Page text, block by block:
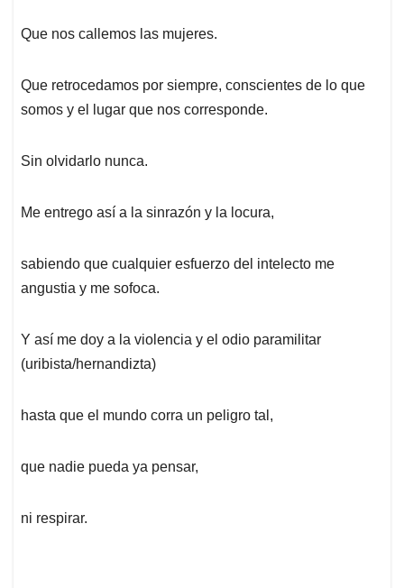
Que nos callemos las mujeres.
Que retrocedamos por siempre, conscientes de lo que
somos y el lugar que nos corresponde.
Sin olvidarlo nunca.
Me entrego así a la sinrazón y la locura,
sabiendo que cualquier esfuerzo del intelecto me
angustia y me sofoca.
Y así me doy a la violencia y el odio paramilitar
(uribista/hernandizta)
hasta que el mundo corra un peligro tal,
que nadie pueda ya pensar,
ni respirar.